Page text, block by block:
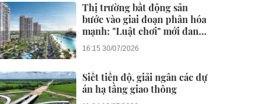
Thị trường bất động sản
bước vào giai đoạn phân hóa
mạnh: "Luật chơi" mới đang
dành cho ai?
16:15 30/07/2026
Siết tiến độ, giải ngân các dự
án hạ tầng giao thông